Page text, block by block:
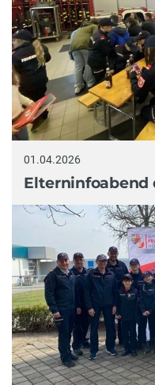
01.04.2026
Elterninfoabend